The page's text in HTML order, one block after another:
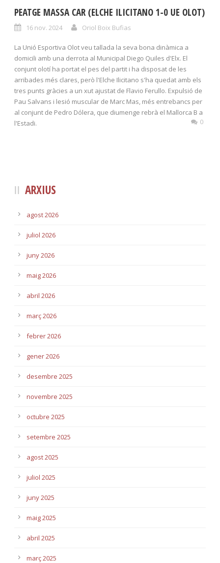
PEATGE MASSA CAR (ELCHE ILICITANO 1-0 UE OLOT)
16 nov. 2024 Oriol Boix Bufias
La Unió Esportiva Olot veu tallada la seva bona dinàmica a
domicili amb una derrota al Municipal Diego Quiles d'Elx. El
conjunt olotí ha portat el pes del partit i ha disposat de les
arribades més clares, però l'Elche Ilicitano s'ha quedat amb els
tres punts gràcies a un xut ajustat de Flavio Ferullo. Expulsió de
Pau Salvans i lesió muscular de Marc Mas, més entrebancs per
al conjunt de Pedro Dólera, que diumenge rebrà el Mallorca B a
l'Estadi.
0
ARXIUS
agost 2026
juliol 2026
juny 2026
maig 2026
abril 2026
març 2026
febrer 2026
gener 2026
desembre 2025
novembre 2025
octubre 2025
setembre 2025
agost 2025
juliol 2025
juny 2025
maig 2025
abril 2025
març 2025